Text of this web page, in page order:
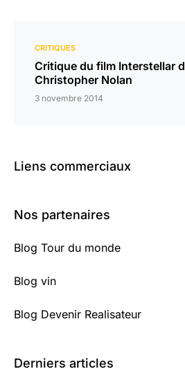
CRITIQUES
Critique du film Interstellar
Christopher Nolan
3 novembre 2014
Liens commerciaux
Nos partenaires
Blog Tour du monde
Blog vin
Blog Devenir Realisateur
Derniers articles